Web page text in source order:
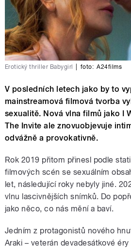
Erotický thriller Babygirl foto: A24films
V posledních letech jako by to
mainstreamová filmová tvorba
sexualitě. Nová vlna filmů jako I
The Invite ale znovuobjevuje
odvážně a provokativně.
Rok 2019 přitom přinesl podle
filmových scén se sexuálním
let, následující roky nebyly jiné.
vlnu lascivnějších snímků. Do
jako něco, co nás mění a baví.
Jedním z protagonistů nového
Araki – veterán devadesátkové